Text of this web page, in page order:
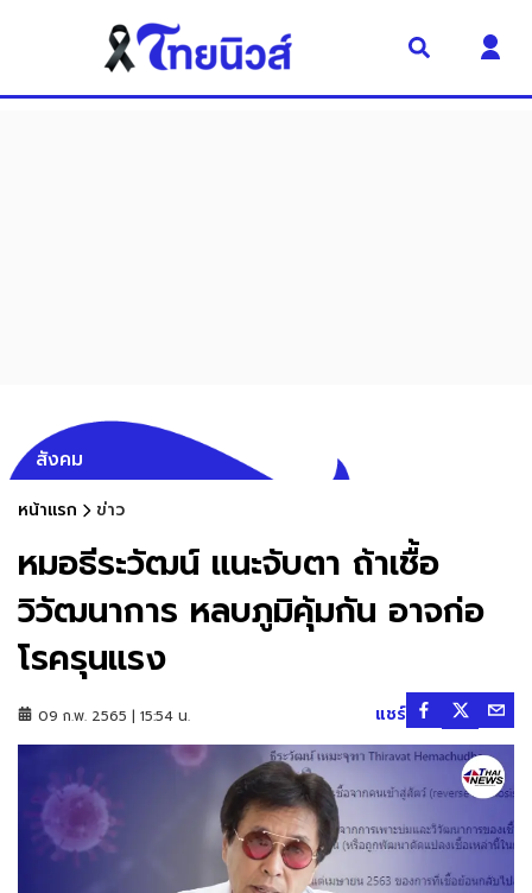
สังคม
หน้าแรก ข่าว
หมอธีระวัฒน์ แนะจับตา ถ้าเชื้อ
วิวัฒนาการ หลบภูมิคุ้มกัน อาจก่อ
โรครุนแรง
09 ก.พ. 2565 | 15:54 น. แชร์